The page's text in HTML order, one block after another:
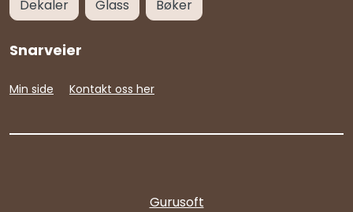
Dekaler Glass Bøker
Min side Kontakt oss her
Snarveier
Gurusoft